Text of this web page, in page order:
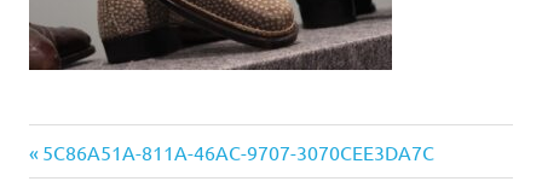
投
前
の
5C86A51A-811A-46AC-9707-3070CEE3DA7C